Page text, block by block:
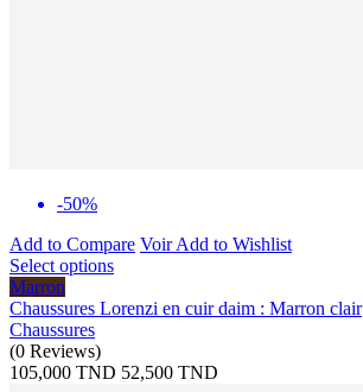
-50%
Add to Compare VoirAdd to Wishlist
Select options
Marron
Chaussures Lorenzi en cuir daim : Marron clair
Chaussures
(0 Reviews)
105,000 TND 52,500 TND